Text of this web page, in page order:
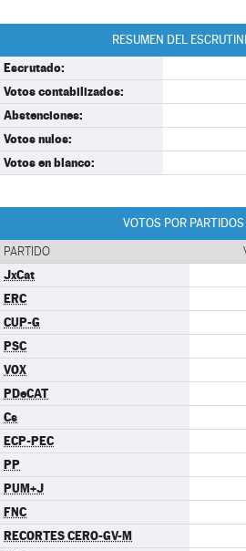
RESUMEN DEL
Escrutado:
Votos contabilizados:
Abstenciones:
Votos nulos:
Votos en blanco:
VOTOS POR PARTIDOS
PARTIDO
JxCat
ERC
CUP-G
PSC
VOX
PDeCAT
Cs
ECP-PEC
PP
PUM+J
FNC
RECORTES CERO-GV-M